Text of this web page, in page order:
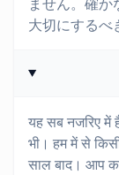
大切にするべ
यह सब नजरिए में
भी। हम में से
साल बाद। आप